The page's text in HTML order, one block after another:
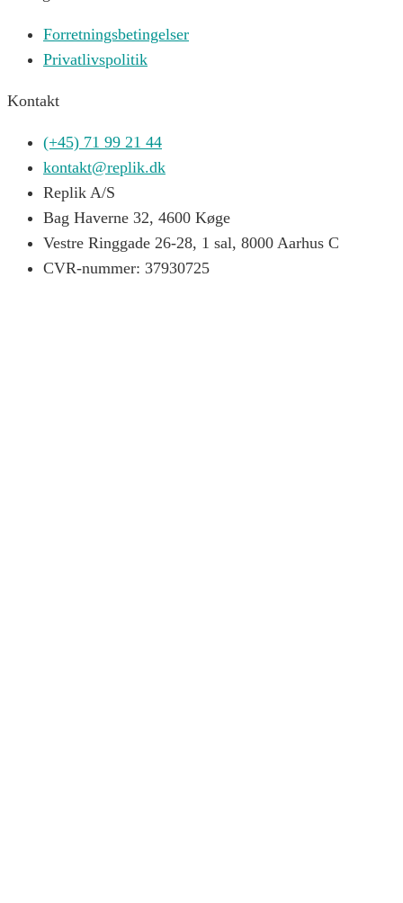
Forretningsbetingelser
Privatlivspolitik
Kontakt
(+45) 71 99 21 44
kontakt@replik.dk
Replik A/S
Bag Haverne 32, 4600 Køge
Vestre Ringgade 26-28, 1 sal, 8000 Aarhus C
CVR-nummer: 37930725